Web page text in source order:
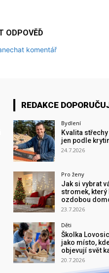
ODPOVĚĎ
komentář
REDAKCE
Bydlení
Kvalita
jen podle
24.7.2026
Pro ženy
Jak si vybrat
stromek, který
ozdobou
23.7.2026
Děti
Školka
jako místo,
objevují svět
20.7.2026